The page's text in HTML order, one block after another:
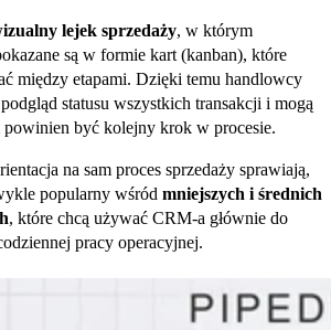
lejek sprzedaży, w którym
są w formie kart (kanban), które
między etapami. Dzięki temu handlowcy
statusu wszystkich transakcji i mogą
być kolejny krok w procesie.
na sam proces sprzedaży sprawiają,
popularny wśród mniejszych i średnich
, które chcą używać CRM-a głównie do
pracy operacyjnej.